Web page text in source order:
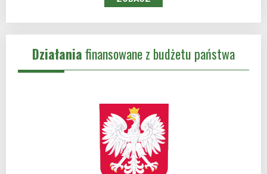
Działaniafinansowane z budżetu państwa